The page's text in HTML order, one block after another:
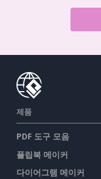
제품
PDF 도구 모음
플립북 메이커
다이어그램 메이커